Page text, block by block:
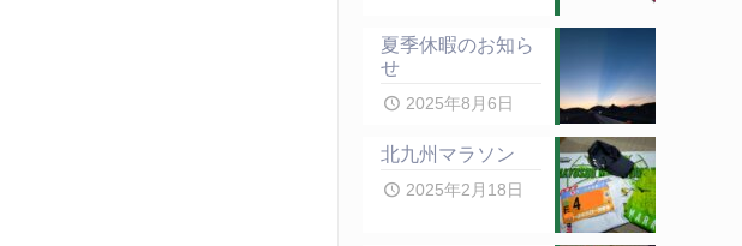
夏季休暇のお知ら
せ
2025年8月6日
北九州マラソン
2025年2月18日